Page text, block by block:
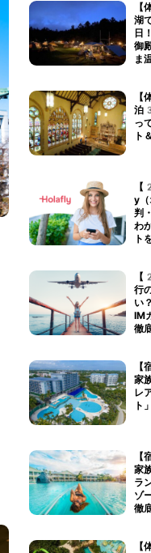
湖
日
御
ま
【
泊
っ
ト
y（
判
わ
ト
行
い
IM
徹
【
家
レ
ト
【
家
ラ
ゾ
徹
【